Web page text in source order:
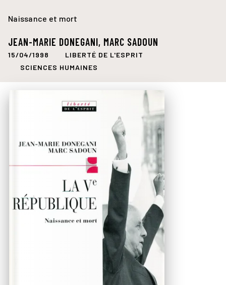
Naissance et mort
JEAN-MARIE DONEGANI, MARC SADOUN
15/04/1998
LIBERTÉ DE L'ESPRIT
SCIENCES HUMAINES